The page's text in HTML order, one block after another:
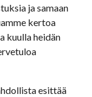
ja samaan
kertoa
kuulla heidän
esittää